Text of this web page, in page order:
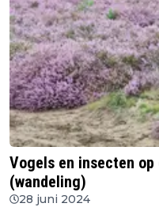
Vogels en insecten op
(wandeling)
28 juni 2024